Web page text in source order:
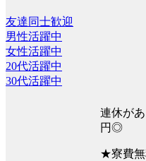
友達同士歓迎
男性活躍中
女性活躍中
20代活躍中
30代活躍中
連休が
円◎
★寮費